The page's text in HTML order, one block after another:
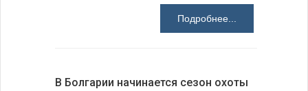
Подробнее...
В Болгарии начинается сезон охоты